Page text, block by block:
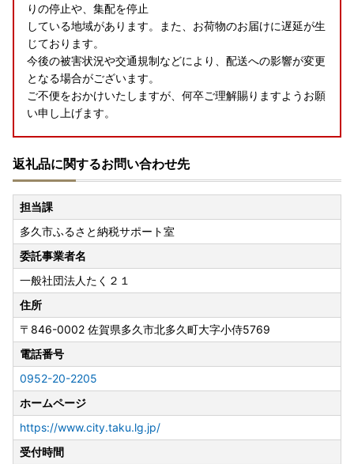
りの停止や、集配を停止
している地域があります。また、お荷物のお届けに遅延が生
じております。
今後の被害状況や交通規制などにより、配送への影響が変更
となる場合がございます。
ご不便をおかけいたしますが、何卒ご理解賜りますようお願
い申し上げます。
【お盆休みの返礼品の発送について】
令和8年8月7日（金）～令和8年8月16日（日）まで全ての
返礼品の発送を停止致します。
寄附者様にはご迷惑をおかけいたしますが何卒ご理解のほど
よろしくお願いいたします。
返礼品に関するお問い合わせ先
担当課
多久市ふるさと納税サポート室
委託事業者名
一般社団法人たく２１
住所
〒846-0002 佐賀県多久市北多久町大字小侍5769
電話番号
0952-20-2205
ホームページ
https://www.city.taku.lg.jp/
受付時間